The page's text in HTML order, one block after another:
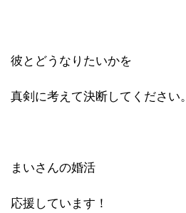
彼とどうなりたいかを
真剣に考えて決断してください。
まいさんの婚活
応援しています！